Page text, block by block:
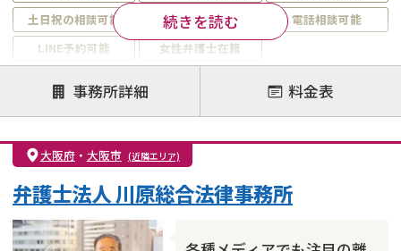
土日祝の相談可能
19時以降電話可能
電話相談可能
LINE予約可能
女性弁護士在籍
注力案件
離婚前相談
離婚調停
離婚裁判
親権・面会交流権
DV
モラハラ
不貞・不倫慰謝料請求
国際離婚
財産分与
内縁の夫婦
続きを読む
事務所詳細 料金表
大阪府・ 大阪市 (近隣エリア)
弁護士法人 川原総合法律事務所